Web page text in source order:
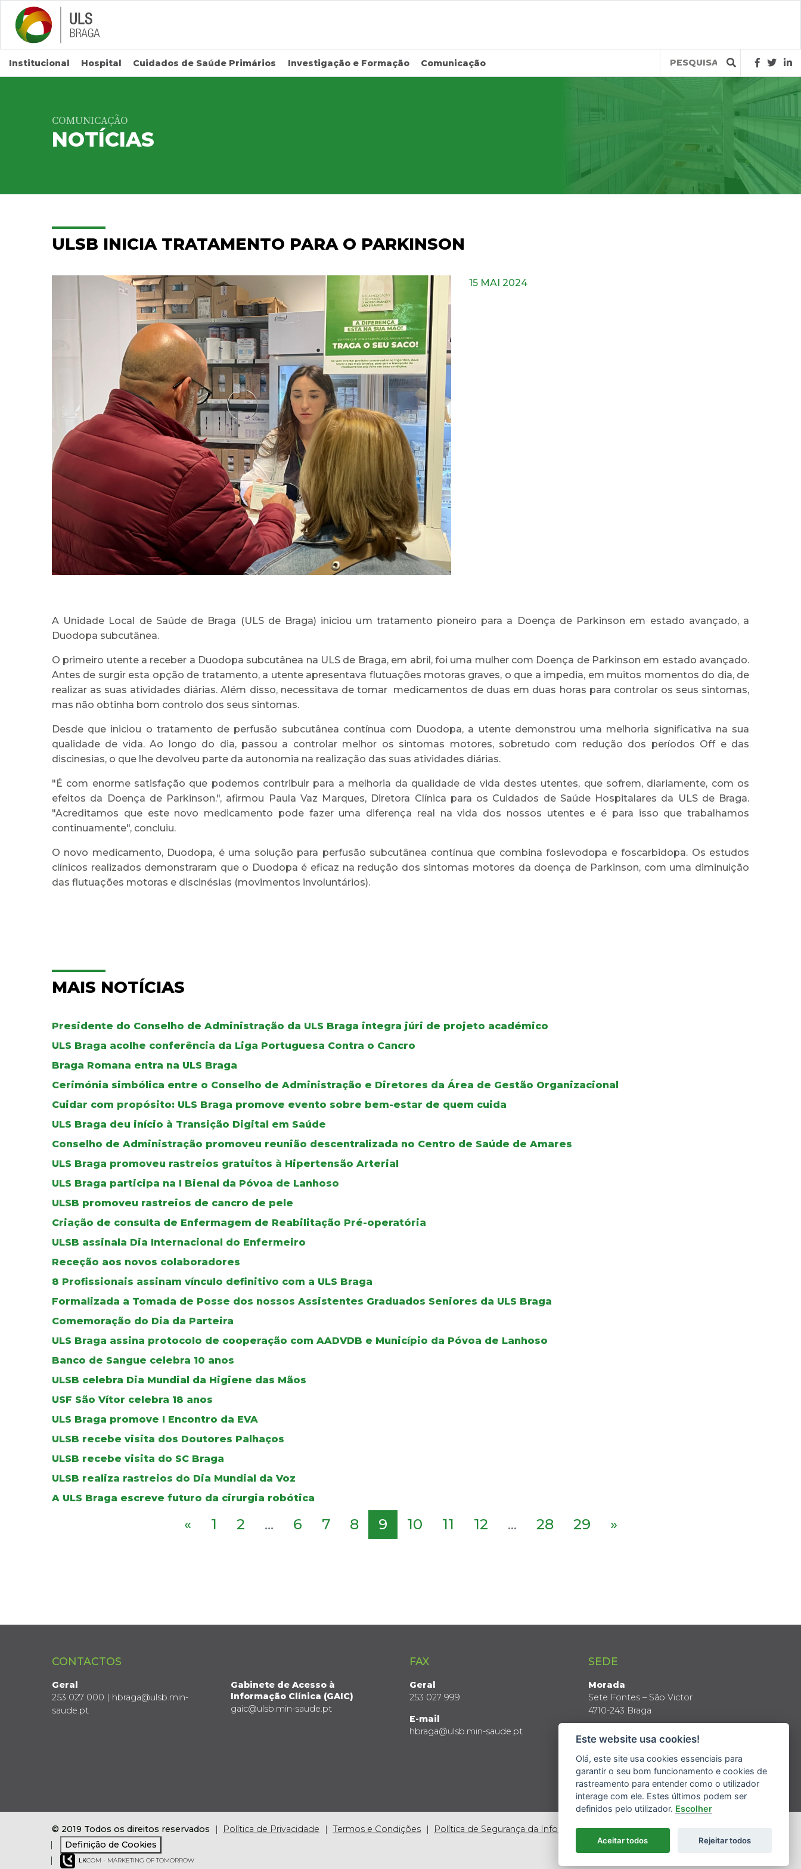
Saltar para conteúdo principal
Institucional Hospital Cuidados de Saúde Primários Investigação e Formação Comunicação
Query
COMUNICAÇÃO
NOTÍCIAS
ULSB INICIA TRATAMENTO PARA O PARKINSON
15 MAI 2024
A Unidade Local de Saúde de Braga (ULS de Braga) iniciou um tratamento pioneiro para a Doença de Parkinson em estado avançado, a
Duodopa subcutânea.
O primeiro utente a receber a Duodopa subcutânea na ULS de Braga, em abril, foi uma mulher com Doença de Parkinson em estado avançado.
Antes de surgir esta opção de tratamento, a utente apresentava flutuações motoras graves, o que a impedia, em muitos momentos do dia, de
realizar as suas atividades diárias. Além disso, necessitava de tomar medicamentos de duas em duas horas para controlar os seus sintomas,
mas não obtinha bom controlo dos seus sintomas.
Desde que iniciou o tratamento de perfusão subcutânea contínua com Duodopa, a utente demonstrou uma melhoria significativa na sua
qualidade de vida. Ao longo do dia, passou a controlar melhor os sintomas motores, sobretudo com redução dos períodos Off e das
discinesias, o que lhe devolveu parte da autonomia na realização das suas atividades diárias.
"É com enorme satisfação que podemos contribuir para a melhoria da qualidade de vida destes utentes, que sofrem, diariamente, com os
efeitos da Doença de Parkinson.", afirmou Paula Vaz Marques, Diretora Clínica para os Cuidados de Saúde Hospitalares da ULS de Braga.
"Acreditamos que este novo medicamento pode fazer uma diferença real na vida dos nossos utentes e é para isso que trabalhamos
continuamente", concluiu.
O novo medicamento, Duodopa, é uma solução para perfusão subcutânea contínua que combina foslevodopa e foscarbidopa. Os estudos
clínicos realizados demonstraram que o Duodopa é eficaz na redução dos sintomas motores da doença de Parkinson, com uma diminuição
das flutuações motoras e discinésias (movimentos involuntários).
MAIS NOTÍCIAS
Presidente do Conselho de Administração da ULS Braga integra júri de projeto académico
ULS Braga acolhe conferência da Liga Portuguesa Contra o Cancro
Braga Romana entra na ULS Braga
Cerimónia simbólica entre o Conselho de Administração e Diretores da Área de Gestão Organizacional
Cuidar com propósito: ULS Braga promove evento sobre bem-estar de quem cuida
ULS Braga deu início à Transição Digital em Saúde
Conselho de Administração promoveu reunião descentralizada no Centro de Saúde de Amares
ULS Braga promoveu rastreios gratuitos à Hipertensão Arterial
ULS Braga participa na I Bienal da Póvoa de Lanhoso
ULSB promoveu rastreios de cancro de pele
Criação de consulta de Enfermagem de Reabilitação Pré-operatória
ULSB assinala Dia Internacional do Enfermeiro
Receção aos novos colaboradores
8 Profissionais assinam vínculo definitivo com a ULS Braga
Formalizada a Tomada de Posse dos nossos Assistentes Graduados Seniores da ULS Braga
Comemoração do Dia da Parteira
ULS Braga assina protocolo de cooperação com AADVDB e Município da Póvoa de Lanhoso
Banco de Sangue celebra 10 anos
ULSB celebra Dia Mundial da Higiene das Mãos
USF São Vítor celebra 18 anos
ULS Braga promove I Encontro da EVA
ULSB recebe visita dos Doutores Palhaços
ULSB recebe visita do SC Braga
ULSB realiza rastreios do Dia Mundial da Voz
A ULS Braga escreve futuro da cirurgia robótica
« 1 2 ... 6 7 8 9 10 11 12 ... 28 29 »
CONTACTOS
Geral
253 027 000 | hbraga@ulsb.min-
saude.pt
Gabinete de Acesso à
Informação Clínica (GAIC)
gaic@ulsb.min-saude.pt
FAX
Geral
253 027 999
E-mail
hbraga@ulsb.min-saude.pt
SEDE
Morada
Sete Fontes – São Victor
4710-243 Braga
Latitude: 41º 34’ N
Longitude: 8º 24’ W
© 2019 Todos os direitos reservados Política de Privacidade Termos e Condições
Política de Segurança da Informação
Definição de Cookies
LKCOM - MARKETING OF TOMORROW
Este website usa cookies!
Olá, este site usa cookies essenciais para
garantir o seu bom funcionamento e cookies de
rastreamento para entender como o utilizador
interage com ele. Estes últimos podem ser
definidos pelo utilizador. Escolher
Aceitar todos Rejeitar todos